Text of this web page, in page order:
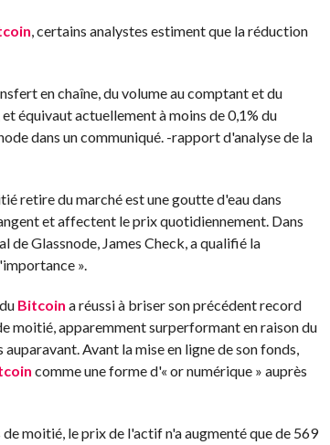
, certains analystes estiment que la réduction
en chaîne, du volume au comptant et du
équivaut actuellement à moins de 0,1% du
dans un communiqué. -rapport d'analyse de la
retire du marché est une goutte d'eau dans
et affectent le prix quotidiennement. Dans
de Glassnode, James Check, a qualifié la
».
Bitcoin a réussi à briser son précédent record
moitié, apparemment surperformant en raison du
auparavant. Avant la mise en ligne de son fonds,
comme une forme d'« or numérique » auprès
moitié, le prix de l'actif n'a augmenté que de 569